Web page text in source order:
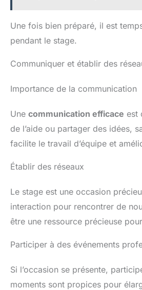
Une fois bien préparé, il est
pendant le stage.
Communiquer et établir des
Importance de la communication
Une communication efficace est
de l’aide ou partager des idées,
facilite le travail d’équipe et
Établir des réseaux
Le stage est une occasion
interaction pour rencontrer de
être une ressource précieuse
Participer à des événements
Si l’occasion se présente,
moments sont propices pour